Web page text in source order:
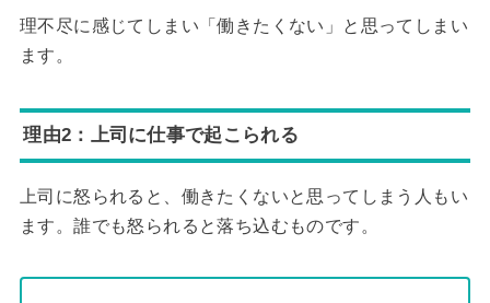
理不尽に感じてしまい「働きたくない」と思ってしまい
ます。
理由2：上司に仕事で起こられる
上司に怒られると、働きたくないと思ってしまう人もい
ます。誰でも怒られると落ち込むものです。